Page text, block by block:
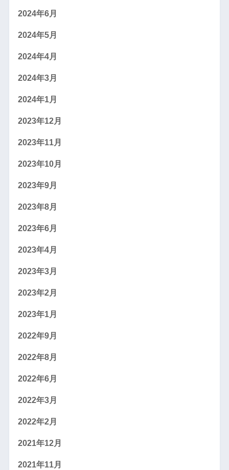
2024年6月
2024年5月
2024年4月
2024年3月
2024年1月
2023年12月
2023年11月
2023年10月
2023年9月
2023年8月
2023年6月
2023年4月
2023年3月
2023年2月
2023年1月
2022年9月
2022年8月
2022年6月
2022年3月
2022年2月
2021年12月
2021年11月